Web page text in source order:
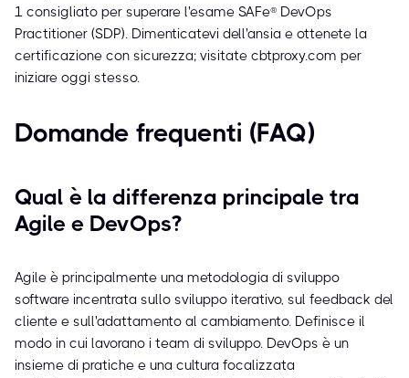
1 consigliato per superare l'esame SAFe® DevOps
Practitioner (SDP). Dimenticatevi dell'ansia e ottenete la
certificazione con sicurezza; visitate cbtproxy.com per
iniziare oggi stesso.
Domande frequenti (FAQ)
Qual è la differenza principale tra
Agile e DevOps?
Agile è principalmente una metodologia di sviluppo
software incentrata sullo sviluppo iterativo, sul feedback del
cliente e sull'adattamento al cambiamento. Definisce il
modo in cui lavorano i team di sviluppo. DevOps è un
insieme di pratiche e una cultura focalizzata